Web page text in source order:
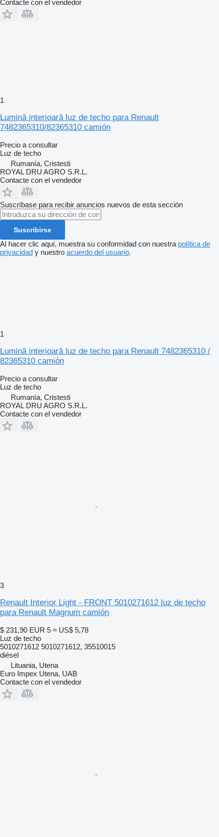
Contacte con el vendedor
1
Lumină interioară luz de techo para Renault
7482365310/82365310 camión
Precio a consultar
Luz de techo
Rumanía, Cristesti
ROYAL DRU AGRO S.R.L.
Contacte con el vendedor
Suscríbase para recibir anuncios nuevos de esta sección
Suscribirse
Al hacer clic aquí, muestra su conformidad con nuestra política de
privacidad y nuestro acuerdo del usuario.
1
Lumină interioară luz de techo para Renault 7482365310 /
82365310 camión
Precio a consultar
Luz de techo
Rumanía, Cristesti
ROYAL DRU AGRO S.R.L.
Contacte con el vendedor
3
Renault Interior Light - FRONT 5010271612 luz de techo
para Renault Magnum camión
$ 231,90 EUR 5 ≈ US$ 5,78
Luz de techo
5010271612 5010271612, 35510015
diésel
Lituania, Utena
Euro Impex Utena, UAB
Contacte con el vendedor